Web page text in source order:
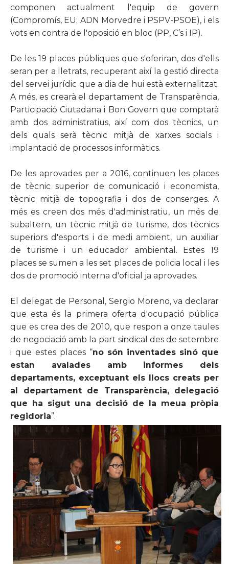
componen actualment l'equip de govern
(Compromís, EU; ADN Morvedre i PSPV-PSOE), i els
vots en contra de l'oposició en bloc (PP, C’s i IP).
De les 19 places públiques que s'oferiran, dos d'ells
seran per a lletrats, recuperant així la gestió directa
del servei jurídic que a dia de hui està externalitzat.
A més, es crearà el departament de Transparència,
Participació Ciutadana i Bon Govern que comptarà
amb dos administratius, així com dos tècnics, un
dels quals serà tècnic mitjà de xarxes socials i
implantació de processos informàtics.
De les aprovades per a 2016, continuen les places
de tècnic superior de comunicació i economista,
tècnic mitjà de topografia i dos de conserges. A
més es creen dos més d'administratiu, un més de
subaltern, un tècnic mitjà de turisme, dos tècnics
superiors d'esports i de medi ambient, un auxiliar
de turisme i un educador ambiental. Estes 19
places se sumen a les set places de policia local i les
dos de promoció interna d'oficial ja aprovades.
El delegat de Personal, Sergio Moreno, va declarar
que esta és la primera oferta d'ocupació pública
que es crea des de 2010, que respon a onze taules
de negociació amb la part sindical des de setembre
i que estes places “no són inventades sinó que
estan avalades amb informes dels
departaments, exceptuant els llocs creats per
al departament de Transparència, delegació
que ha sigut una decisió de la meua pròpia
regidoria”.